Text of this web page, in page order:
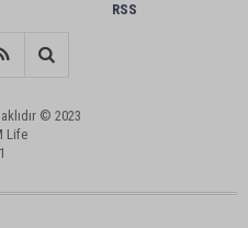
RSS
© 2023
Life
1